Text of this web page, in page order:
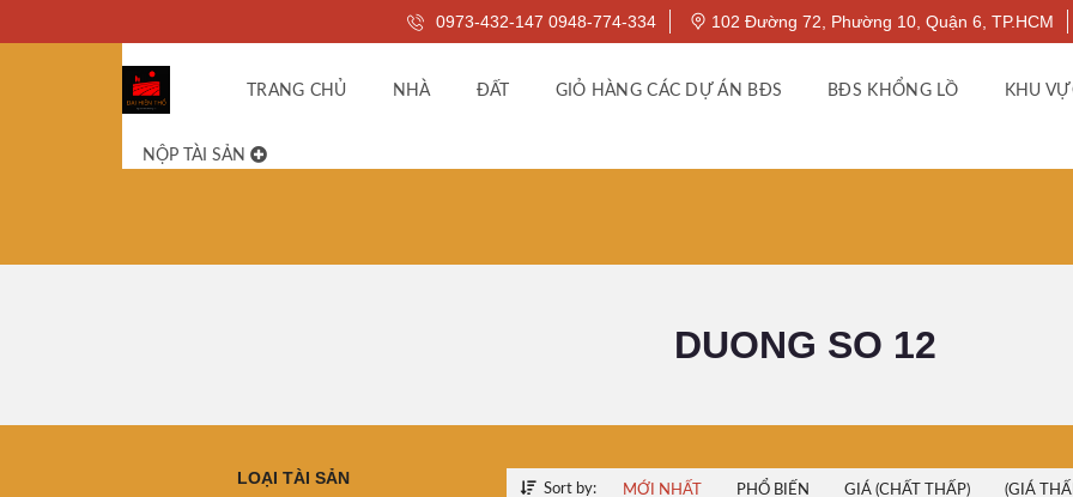
0973-432-147 0948-774-334 102 Đường 72, Phường 10, Quận 6, TP.HCM
TRANG CHỦ NHÀ ĐẤT GIỎ HÀNG CÁC DỰ ÁN BĐS BĐS KHỔNG LỒ KHU
NỘP TÀI SẢN
DUONG SO 12
LOẠI TÀI SẢN
Sort by: MỚI NHẤT PHỔ BIẾN GIÁ (CHẤT THẤP) (GIÁ